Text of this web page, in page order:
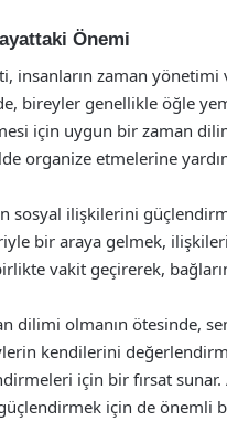
Önemi
insanların zaman
bireyler genellikle öğle
için uygun bir zaman
organize etmelerine
sosyal ilişkilerini
bir araya gelmek,
vakit geçirerek,
dilimi olmanın ötesinde,
kendilerini
için bir fırsat
için de önemli